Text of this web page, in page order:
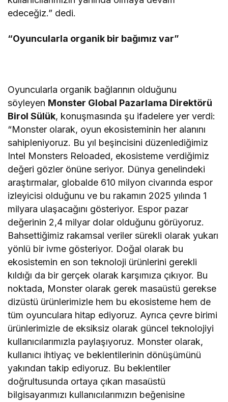
edeceğiz.” dedi.
“Oyuncularla organik bir bağımız var”
Oyuncularla organik bağlarının olduğunu
söyleyen Monster Global Pazarlama Direktörü
Birol Sülük, konuşmasında şu ifadelere yer verdi:
“Monster olarak, oyun ekosisteminin her alanını
sahipleniyoruz. Bu yıl beşincisini düzenlediğimiz
Intel Monsters Reloaded, ekosisteme verdiğimiz
değeri gözler önüne seriyor. Dünya genelindeki
araştırmalar, globalde 610 milyon civarında espor
izleyicisi olduğunu ve bu rakamın 2025 yılında 1
milyara ulaşacağını gösteriyor. Espor pazar
değerinin 2,4 milyar dolar olduğunu görüyoruz.
Bahsettiğimiz rakamsal veriler sürekli olarak yukarı
yönlü bir ivme gösteriyor. Doğal olarak bu
ekosistemin en son teknoloji ürünlerini gerekli
kıldığı da bir gerçek olarak karşımıza çıkıyor. Bu
noktada, Monster olarak gerek masaüstü gerekse
dizüstü ürünlerimizle hem bu ekosisteme hem de
tüm oyunculara hitap ediyoruz. Ayrıca çevre birimi
ürünlerimizle de eksiksiz olarak güncel teknolojiyi
kullanıcılarımızla paylaşıyoruz. Monster olarak,
kullanıcı ihtiyaç ve beklentilerinin dönüşümünü
yakından takip ediyoruz. Bu beklentiler
doğrultusunda ortaya çıkan masaüstü
bilgisayarımızı kullanıcılarımızın beğenisine